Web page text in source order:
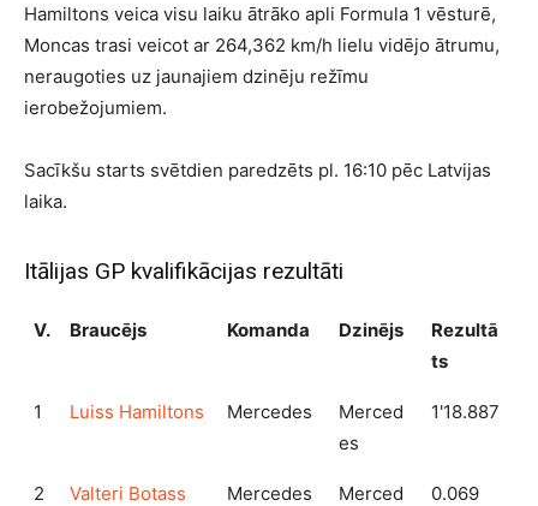
Hamiltons veica visu laiku ātrāko apli Formula 1 vēsturē,
Moncas trasi veicot ar 264,362 km/h lielu vidējo ātrumu,
neraugoties uz jaunajiem dzinēju režīmu
ierobežojumiem.
Sacīkšu starts svētdien paredzēts pl. 16:10 pēc Latvijas
laika.
Itālijas GP kvalifikācijas rezultāti
V. Braucējs Komanda Dzinējs
Rezultā
ts
1 Luiss Hamiltons Mercedes
Merced
es
1'18.887
2 Valteri Botass Mercedes
Merced
0.069